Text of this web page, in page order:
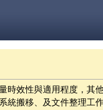
時效性與適用程度，其
統搬移、及文件整理工